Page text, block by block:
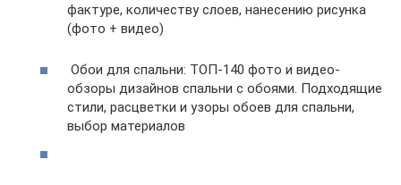
фактуре, количеству слоев, нанесению рисунка
(фото + видео)
Обои для спальни: ТОП-140 фото и видео-
обзоры дизайнов спальни с обоями. Подходящие
стили, расцветки и узоры обоев для спальни,
выбор материалов